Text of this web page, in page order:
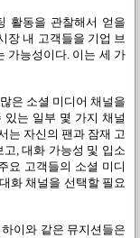
활동을 관찰해서 얻을
장 내 고객들을 기업 브
가능성이다. 이는 세 가
은 소셜 미디어 채널을
있는 일부 몇 가지 채널
는 자신의 팬과 잠재 고
고,대화 가능성 및 입소
요 고객들의 소셜 미디
화 채널을 선택할 필요
이와 같은 뮤지션들은